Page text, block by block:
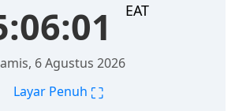
EAT
7 Agustus 2026
Layar Penuh ⛶